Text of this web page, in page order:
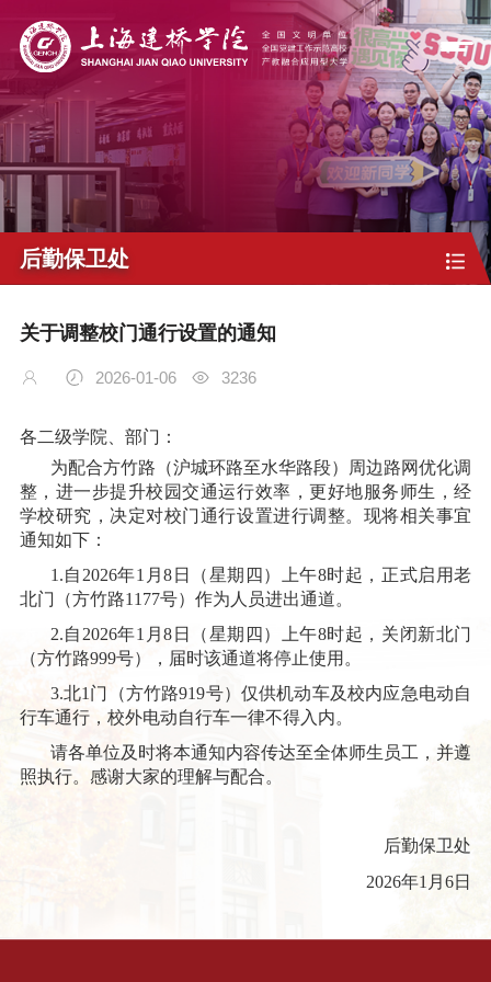
后勤保卫处
关于调整校门通行设置的通知
2026-01-06 3236
各二级学院、部门：
为配合方竹路（沪城环路至水华路段）周边路网优化调
整，进一步提升校园交通运行效率，更好地服务师生，经
学校研究，决定对校门通行设置进行调整。现将相关事宜
通知如下：
1.自 2026年1 月8 日（星期四）上午8时起，正式启用老
北门（方竹路1177号）作为人员进出通道。
2.自 2026年1 月8 日（星期四）上午8时起，关闭新北门
（方竹路999号），届时该通道将停止使用。
3.北1 门（方竹路919号）仅供机动车及校内应急电动自
行车通行，校外电动自行车一律不得入内。
请各单位及时将本通知内容传达至全体师生员工，并遵
照执行。感谢大家的理解与配合。
后勤保卫处
2026年1 月6日